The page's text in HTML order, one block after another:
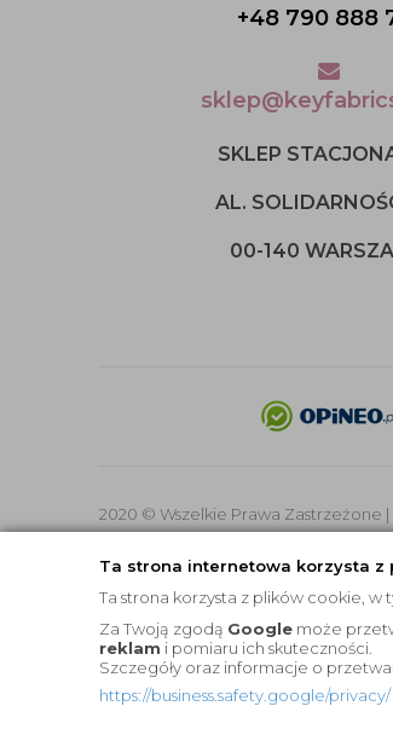
Ta strona internetowa korzysta z
Ta strona korzysta z plików cookie, w
Za Twoją zgodą Google może
reklam i pomiaru ich skuteczności.
Szczegóły oraz informacje o
https://business.safety.google/privacy/
+48 790 888
SKLEP
AL.
00-140
2020 © Wszelkie Prawa Zastrzeżone |